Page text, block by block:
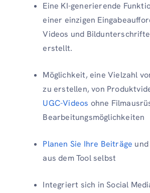
Eine KI-generierende
einer einzigen
Videos und
erstellt.
Möglichkeit, eine Vielzahl
zu erstellen, von
UGC-Videos ohne
Bearbeitungsmöglichkeiten
Planen Sie Ihre Beiträge
aus dem Tool selbst
Integriert sich in Social